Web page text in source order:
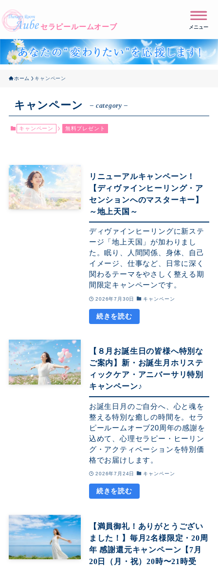
メニュー
ホーム キャンペーン
キャンペーン – category –
キャンペーン 無料プレゼント
リニューアルキャンペーン！
【ディヴァインヒーリング・ア
センションへのマスターキー】
～地上天国～
ディヴァインヒーリングに新ステ
ージ「地上天国」が加わりまし
た。眠り、人間関係、身体、自己
イメージ、仕事など、日常に深く
関わるテーマをやさしく整える期
間限定キャンペーンです。
2026年7月30日 キャンペーン
【８月お誕生日の皆様へ特別な
ご案内】新・お誕生月ホリステ
ィックケア・アニバーサリ特別
キャンペーン♪
お誕生日月のご自分へ、心と魂を
整える特別な癒しの時間を。セラ
ピールームオーブ20周年の感謝を
込めて、心理セラピー・ヒーリン
グ・アクティベーションを特別価
格でお届けします。
2026年7月24日 キャンペーン
【満員御礼！ありがとうござい
ました！】毎月2名様限定・20周
年 感謝還元キャンペーン【7月
20日（月・祝）20時〜21時受